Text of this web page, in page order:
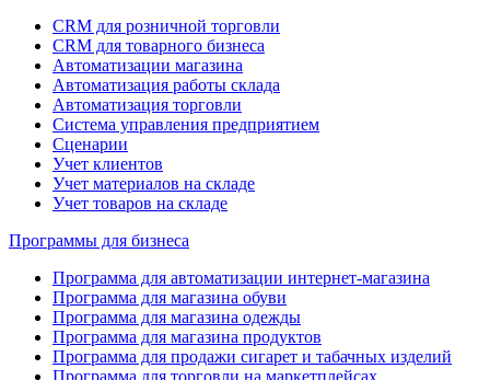
CRM для розничной торговли
CRM для товарного бизнеса
Автоматизации магазина
Автоматизация работы склада
Автоматизация торговли
Система управления предприятием
Сценарии
Учет клиентов
Учет материалов на складе
Учет товаров на складе
Программы для бизнеса
Программа для автоматизации интернет-магазина
Программа для магазина обуви
Программа для магазина одежды
Программа для магазина продуктов
Программа для продажи сигарет и табачных изделий